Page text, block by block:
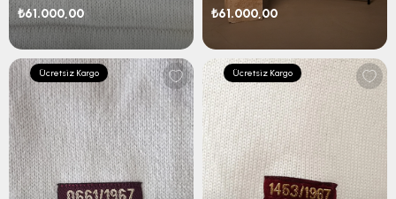
₺61.000,00
₺61.000,00
Ücretsiz Kargo Ücretsiz Kargo